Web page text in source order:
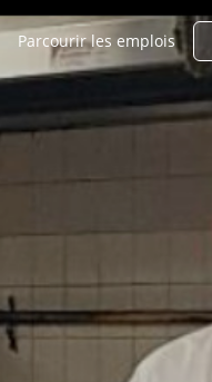
Parcourir les emplois